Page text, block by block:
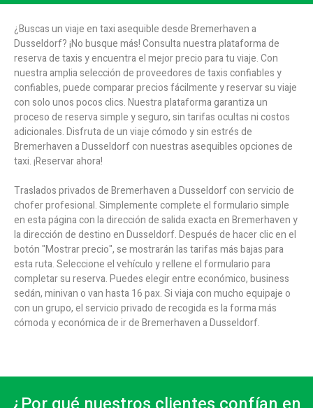
¿Buscas un viaje en taxi asequible desde Bremerhaven a
Dusseldorf? ¡No busque más! Consulta nuestra plataforma de
reserva de taxis y encuentra el mejor precio para tu viaje. Con
nuestra amplia selección de proveedores de taxis confiables y
confiables, puede comparar precios fácilmente y reservar su viaje
con solo unos pocos clics. Nuestra plataforma garantiza un
proceso de reserva simple y seguro, sin tarifas ocultas ni costos
adicionales. Disfruta de un viaje cómodo y sin estrés de
Bremerhaven a Dusseldorf con nuestras asequibles opciones de
taxi. ¡Reservar ahora!
Traslados privados de Bremerhaven a Dusseldorf con servicio de
chofer profesional. Simplemente complete el formulario simple
en esta página con la dirección de salida exacta en Bremerhaven y
la dirección de destino en Dusseldorf. Después de hacer clic en el
botón "Mostrar precio", se mostrarán las tarifas más bajas para
esta ruta. Seleccione el vehículo y rellene el formulario para
completar su reserva. Puedes elegir entre económico, business
sedán, minivan o van hasta 16 pax. Si viaja con mucho equipaje o
con un grupo, el servicio privado de recogida es la forma más
cómoda y económica de ir de Bremerhaven a Dusseldorf.